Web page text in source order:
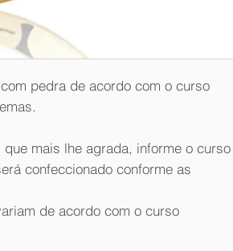
pedra de acordo com o curso
mais lhe agrada, informe o curso
confeccionado conforme as
de acordo com o curso